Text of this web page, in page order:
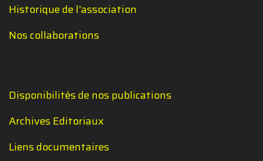
Historique de l'association
Nos collaborations
Disponibilités de nos publications
Archives Editoriaux
Liens documentaires